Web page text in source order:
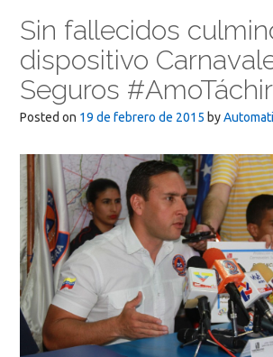
Sin fallecidos
dispositivo
Seguros
Posted on 19 de febrero de 2015 by